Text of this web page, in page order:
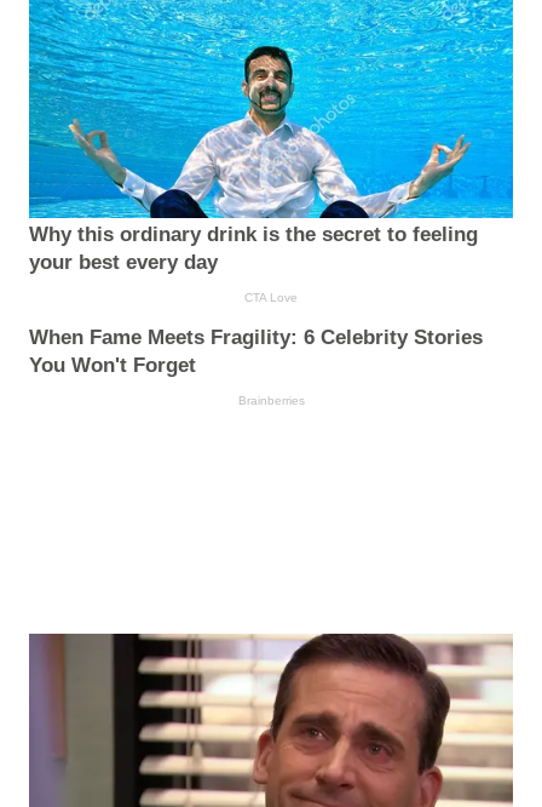
Why this ordinary drink is the secret to feeling
your best every day
CTA Love
When Fame Meets Fragility: 6 Celebrity Stories
You Won't Forget
Brainberries